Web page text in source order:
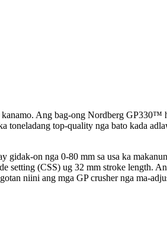
Ang bag-ong Nordberg
toneladang top-quality nga bato kada
on nga 0-80 mm sa usa ka
(CSS) ug 32 mm stroke length.
niini ang mga GP crusher nga ma-